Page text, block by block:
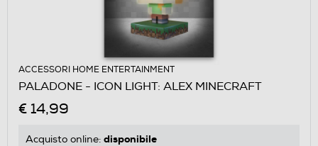
ACCESSORI HOME ENTERTAINMENT
PALADONE - ICON LIGHT: ALEX MINECRAFT
€ 14,99
Acquisto online: disponibile